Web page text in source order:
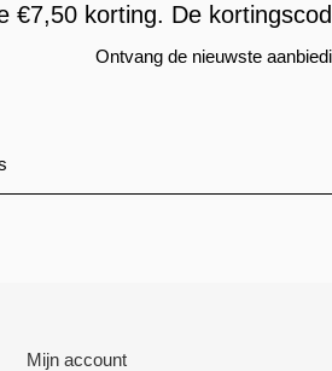
€7,50 korting. De
Ontvang de nieuwste
Mijn account